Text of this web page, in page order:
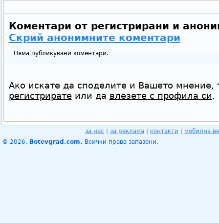
Коментари от регистрирани и
Скрий анонимните коментари
Няма публикувани коментари.
Ако искате да споделите и Вашето мнение,
регистриратеили да влезете с профила си.
за нас за реклама контакти
мобилна
© 2026. Botevgrad.com. Всички права запазени.